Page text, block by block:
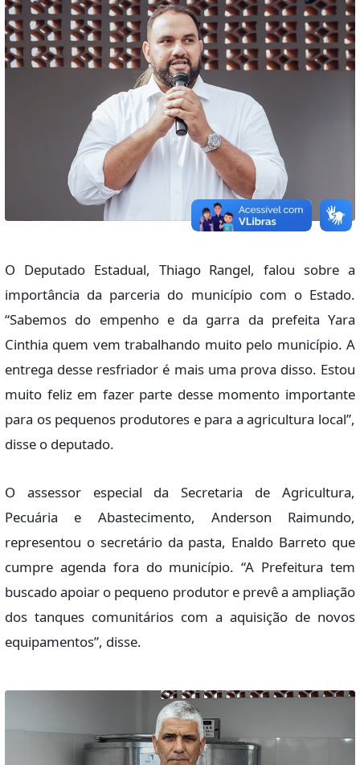
O Deputado Estadual, Thiago Rangel, falou sobre a
importância da parceria do município com o Estado.
“Sabemos do empenho e da garra da prefeita Yara
Cinthia quem vem trabalhando muito pelo município. A
entrega desse resfriador é mais uma prova disso. Estou
muito feliz em fazer parte desse momento importante
para os pequenos produtores e para a agricultura local”,
disse o deputado.
O assessor especial da Secretaria de Agricultura,
Pecuária e Abastecimento, Anderson Raimundo,
representou o secretário da pasta, Enaldo Barreto que
cumpre agenda fora do município. “A Prefeitura tem
buscado apoiar o pequeno produtor e prevê a ampliação
dos tanques comunitários com a aquisição de novos
equipamentos”, disse.